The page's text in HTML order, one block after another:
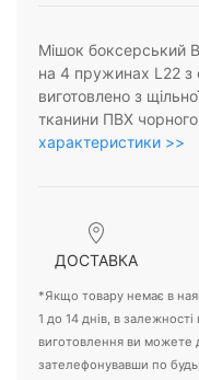
Мішок боксерський
на 4 пружинах L22 з
виготовлено з
тканини ПВХ
характеристики >>
ДОСТАВКА
*Якщо товару немає в
1 до 14 днів, в
виготовлення ви можете
зателефонувавши по